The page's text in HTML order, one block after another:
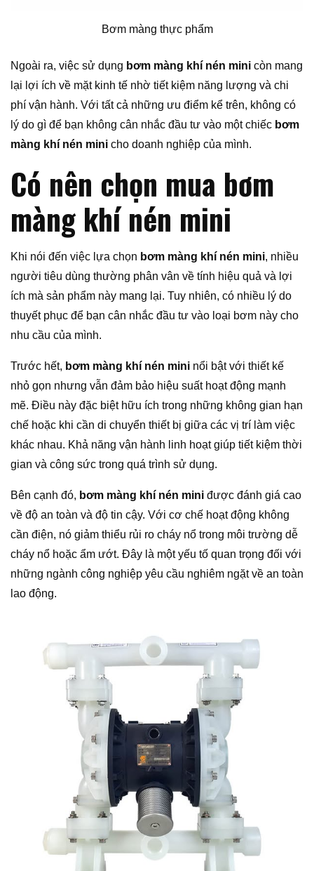
Bơm màng thực phẩm
Ngoài ra, việc sử dụng bơm màng khí nén mini còn mang
lại lợi ích về mặt kinh tế nhờ tiết kiệm năng lượng và chi
phí vận hành. Với tất cả những ưu điểm kể trên, không có
lý do gì để bạn không cân nhắc đầu tư vào một chiếc bơm
màng khí nén mini cho doanh nghiệp của mình.
Có nên chọn mua bơm
màng khí nén mini
Khi nói đến việc lựa chọn bơm màng khí nén mini, nhiều
người tiêu dùng thường phân vân về tính hiệu quả và lợi
ích mà sản phẩm này mang lại. Tuy nhiên, có nhiều lý do
thuyết phục để bạn cân nhắc đầu tư vào loại bơm này cho
nhu cầu của mình.
Trước hết, bơm màng khí nén mini nổi bật với thiết kế
nhỏ gọn nhưng vẫn đảm bảo hiệu suất hoạt động mạnh
mẽ. Điều này đặc biệt hữu ích trong những không gian hạn
chế hoặc khi cần di chuyển thiết bị giữa các vị trí làm việc
khác nhau. Khả năng vận hành linh hoạt giúp tiết kiệm thời
gian và công sức trong quá trình sử dụng.
Bên cạnh đó, bơm màng khí nén mini được đánh giá cao
về độ an toàn và độ tin cậy. Với cơ chế hoạt động không
cần điện, nó giảm thiểu rủi ro cháy nổ trong môi trường dễ
cháy nổ hoặc ẩm ướt. Đây là một yếu tố quan trọng đối với
những ngành công nghiệp yêu cầu nghiêm ngặt về an toàn
lao động.